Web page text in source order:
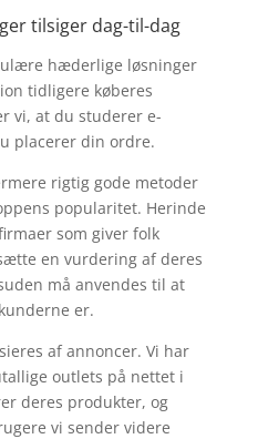
tilsiger dag-til-dag
hæderlige løsninger
tidligere køberes
vi, at du studerer e-
placerer din ordre.
rigtig gode metoder
popularitet. Herinde
som giver folk
en vurdering af deres
må anvendes til at
er.
af annoncer. Vi har
outlets på nettet i
deres produkter, og
vi sender videre